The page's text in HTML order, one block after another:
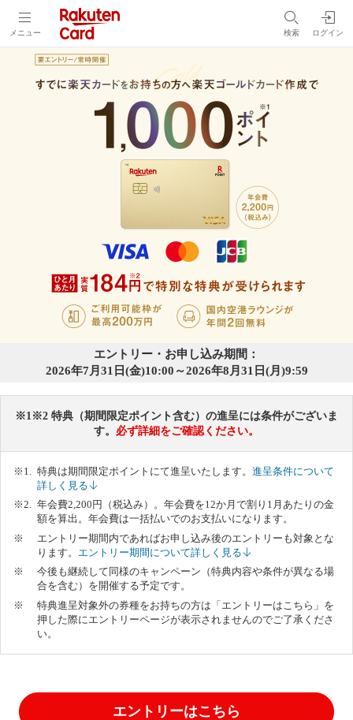
メニュー 検索 ログイン
エントリー・お申し込み期間：
2026年7月31日(金)10:00～2026年8月31日(月)9:59
※1※2 特典（期間限定ポイント含む）の進呈には条件がございま
す。 必ず詳細をご確認ください。
特典は期間限定ポイントにて進呈いたします。 進呈条件について
詳しく見る
年会費2,200円（税込み）。年会費を12か月で割り1月あたりの金
額を算出。年会費は一括払いでのお支払いになります。
エントリー期間内であればお申し込み後のエントリーも対象とな
ります。 エントリー期間について詳しく見る
今後も継続して同様のキャンペーン（特典内容や条件が異なる場
合を含む）を開催する予定です。
特典進呈対象外の券種をお持ちの方は「エントリーはこちら」を
押した際にエントリーページが表示されませんのでご了承くださ
い。
エントリーはこちら